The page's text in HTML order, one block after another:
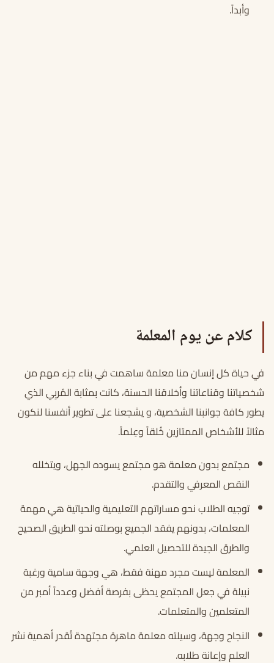
وأبداً.
كلام عن يوم المعلمة
في حياة كل إنسان منا معلمة ساهمت في بناء جزء مهم من
شخصياتنا وقناعاتنا وأخلاقنا الحسنة، كانت بمثابة المُربِي الذي
يطور كافة جوانبنا الشخصية، و يشجعنا على تطوير أنفسنا لنكون
مثالاً للأشخاص الممتازين خُلقاً وعِلماً.
مجتمع بدون معلمة هو مجتمع يسوده الجهل، ويتخلله
النقص المعرفي والتقدم.
توجيه الطلاب نحو مساراتهم التعليمية والحياتية هي مهمة
المعلمات، بدونهم يفقد الجميع بوصلته نحو الطريق الصحيح
والطرق الجيدة للتحصيل العلمي.
المعلمة ليست مجرد مهنة فقط، هي وجهة سامية ورغبة
نبيلة في جعل المجتمع يحظى بفرصة أفضل وعدداً أمبر من
المتعلمين والمتعلمات.
النجاح وجهة، وسيلته معلمة ماهرة مجتهدة تُقدر أهمية نشر
العلم وإعانة طلابه.